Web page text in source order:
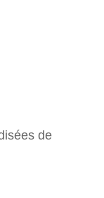
de